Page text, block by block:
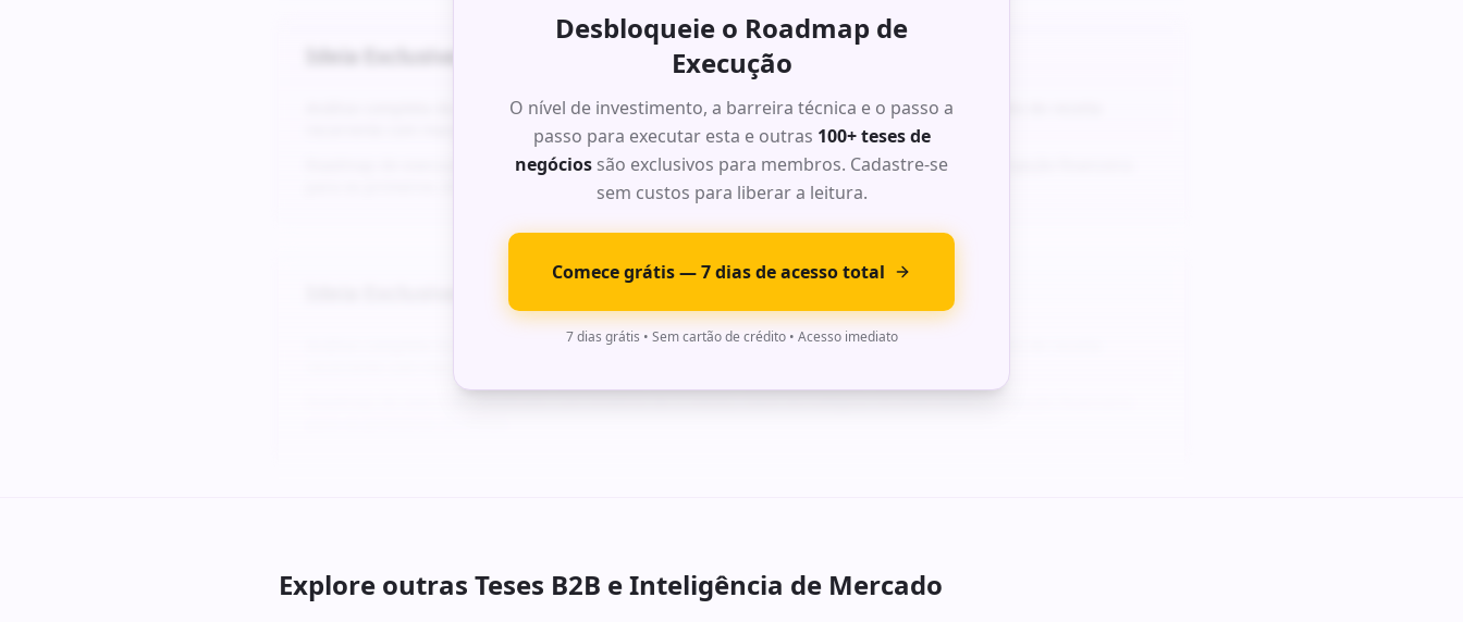
Ideia Exclusiva # : Oportunidade de Alto Impacto
Análise completa da dor do mercado com dados de TAM, SAM e SOM para este segmento. Modelo de receita
recorrente com margens acima de 70%.
Roadmap de execução detalhado com timeline de 6 meses, stack tecnológica recomendada e projeção financeira
Análise completa da dor do mercado com dados de TAM, SAM e SOM para este segmento. Modelo de receita
Desbloqueie o Roadmap de
Execução
O nível de investimento, a barreira técnica e o passo a
passo para executar esta e outras 100+ teses de
negócios são exclusivos para membros. Cadastre-se
sem custos para liberar a leitura.
Comece grátis — 7 dias de acesso total
7 dias grátis • Sem cartão de crédito • Acesso imediato
Explore outras Teses B2B e Inteligência de Mercado